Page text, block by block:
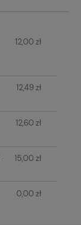
12,00 zł
12,49 zł
12,60 zł
15,00 zł
0,00 zł